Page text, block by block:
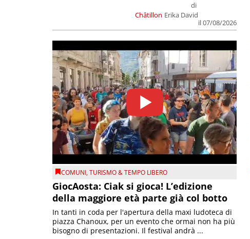
Châtillon
di
Erika David
il 07/08/2026
COMUNI,TURISMO & TEMPO LIBERO
GiocAosta: Ciak si gioca! L’edizione
della maggiore età parte già col botto
In tanti in coda per l'apertura della maxi ludoteca di
piazza Chanoux, per un evento che ormai non ha più
bisogno di presentazioni. Il festival andrà ...